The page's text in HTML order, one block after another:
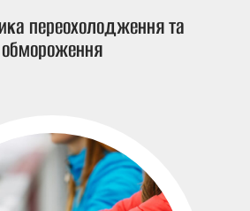
переохолодження та
обмороження